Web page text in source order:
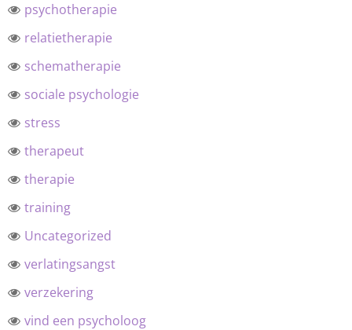
psychotherapie
relatietherapie
schematherapie
sociale psychologie
stress
therapeut
therapie
training
Uncategorized
verlatingsangst
verzekering
vind een psycholoog